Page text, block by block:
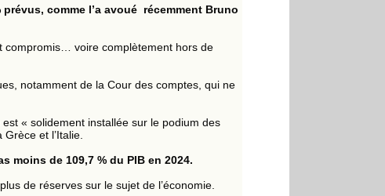
comme l’a avoué récemment Bruno
compromis… voire complètement hors de
notamment de la Cour des comptes, qui ne
« solidement installée sur le podium des
et l’Italie.
moins de 109,7 % du PIB en 2024.
de réserves sur le sujet de l’économie.